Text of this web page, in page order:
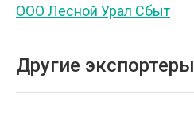
ООО Лесной Урал Сбыт
Другие экспортеры